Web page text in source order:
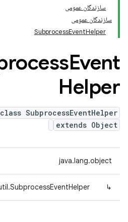
سازندگان عمومی
سازندگان عمومی
SubprocessEventHelper
Event
Helper
SubprocessEventHelper
extends Object
java.lang.object
↳